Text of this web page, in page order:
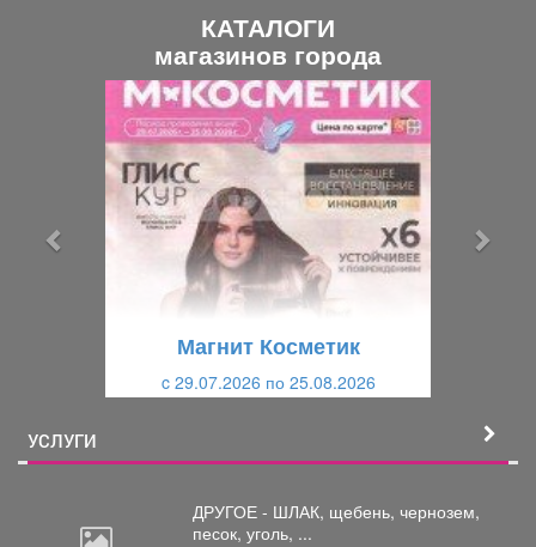
КАТАЛОГИ
магазинов города
Магнит Косметик
c 29.07.2026 по 25.08.2026
УСЛУГИ
ДРУГОЕ - ШЛАК, щебень, чернозем,
песок, уголь, ...